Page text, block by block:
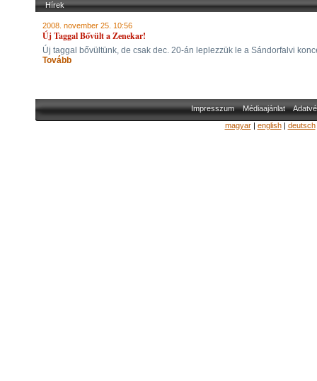
Hírek
2008. november 25. 10:56
Új Taggal Bővült a Zenekar!
Új taggal bővültünk, de csak dec. 20-án leplezzük le a Sándorfalvi
Tovább
Impresszum Médiaajánlat
magyar| english| deutsch